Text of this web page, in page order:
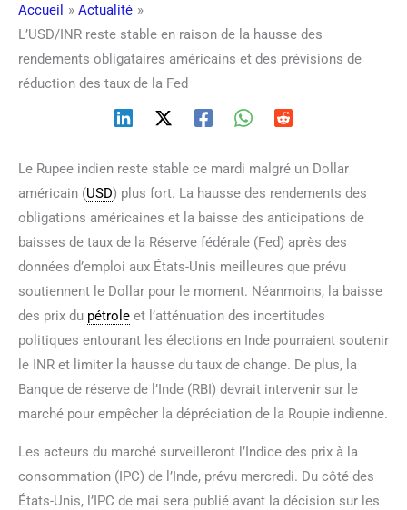
Accueil
Actualité
L’USD/INR reste stable en raison de la hausse des
rendements obligataires américains et des prévisions de
réduction des taux de la Fed
Le Rupee indien reste stable ce mardi malgré un Dollar
américain (USD) plus fort. La hausse des rendements des
obligations américaines et la baisse des anticipations de
baisses de taux de la Réserve fédérale (Fed) après des
données d’emploi aux États-Unis meilleures que prévu
soutiennent le Dollar pour le moment. Néanmoins, la baisse
des prix du pétrole et l’atténuation des incertitudes
politiques entourant les élections en Inde pourraient soutenir
le INR et limiter la hausse du taux de change. De plus, la
Banque de réserve de l’Inde (RBI) devrait intervenir sur le
marché pour empêcher la dépréciation de la Roupie indienne.
Les acteurs du marché surveilleront l’Indice des prix à la
consommation (IPC) de l’Inde, prévu mercredi. Du côté des
États-Unis, l’IPC de mai sera publié avant la décision sur les